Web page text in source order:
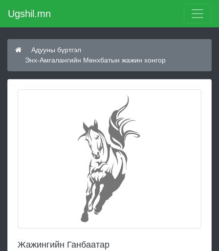
Ugshil.mn
Адууны бүртгэл
Энх-Амгалангийн Мөнхбатын жажин хонгор
Жажингийн Ганбаатар